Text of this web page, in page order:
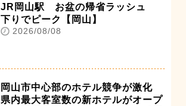
JR岡山駅 お盆の帰省ラッシュ
下りでピーク【岡山】
2026/08/08
岡山市中心部のホテル競争が激化
県内最大客室数の新ホテルがオープ